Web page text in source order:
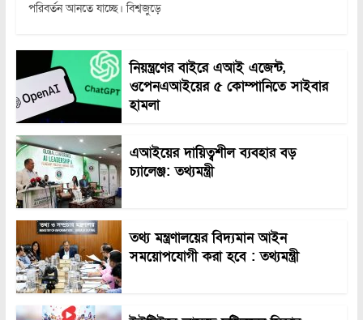
পরিবর্তন আনতে যাচ্ছে। বিশ্বজুড়ে
নিয়ন্ত্রণের বাইরে এআই এজেন্ট,
ওপেনএআইয়ের ৫ কোম্পানিতে সাইবার
হামলা
এআইয়ের দায়িত্বশীল ব্যবহার বড়
চ্যালেঞ্জ: তথ্যমন্ত্রী
তথ্য মন্ত্রণালয়ের বিদ্যমান আইন
সময়োপযোগী করা হবে : তথ্যমন্ত্রী